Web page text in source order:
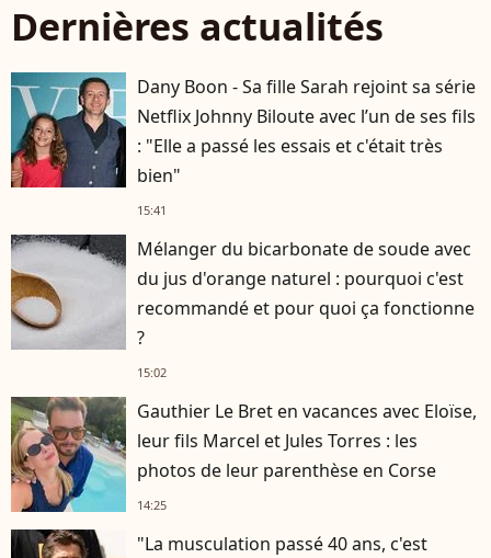
Dernières actualités
Dany Boon - Sa fille Sarah rejoint sa série
Netflix Johnny Biloute avec l’un de ses fils
: "Elle a passé les essais et c'était très
bien"
15:41
Mélanger du bicarbonate de soude avec
du jus d'orange naturel : pourquoi c'est
recommandé et pour quoi ça fonctionne
?
15:02
Gauthier Le Bret en vacances avec Eloïse,
leur fils Marcel et Jules Torres : les
photos de leur parenthèse en Corse
14:25
"La musculation passé 40 ans, c'est